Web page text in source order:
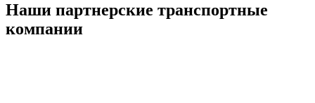
Наши партнерские транспортные
компании